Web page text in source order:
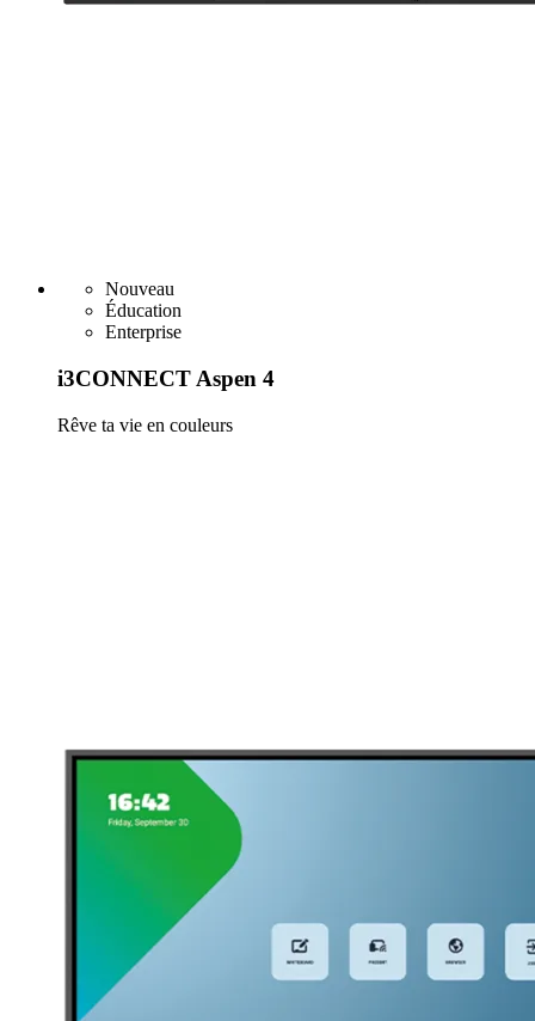
Nouveau
Éducation
Enterprise
i3CONNECT Aspen 4
Rêve ta vie en couleurs